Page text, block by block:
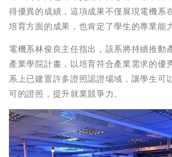
得優異的成績，這項成果不僅展現電機系
培育方面的成果，也肯定了學生的專業能力
電機系林俊良主任指出，該系將持續推動
產業學院計畫，以培育符合產業需求的優
系上已建置許多證照認證場域，讓學生可
可的證照，提升就業競爭力。